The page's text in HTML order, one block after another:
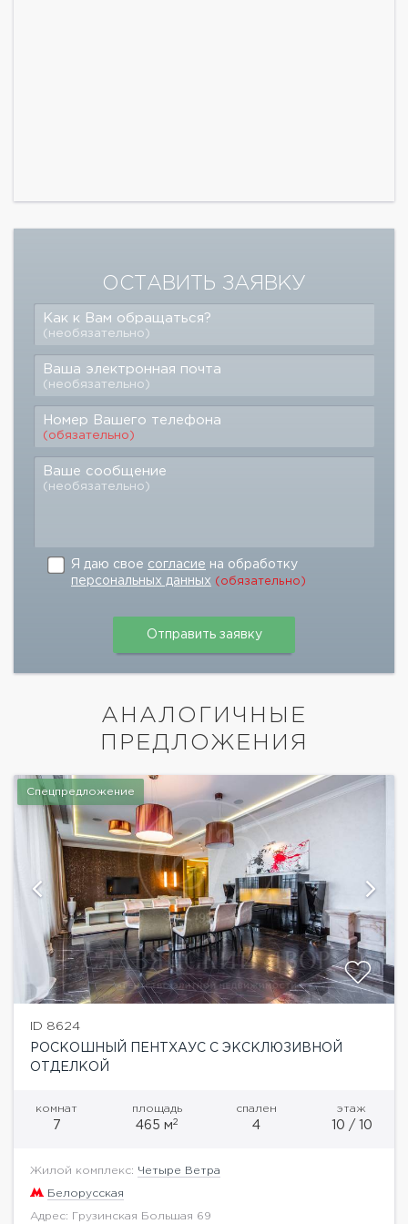
ОСТАВИТЬ ЗАЯВКУ
Как к Вам обращаться?
(необязательно)
Ваша электронная почта
(необязательно)
Номер Вашего телефона
(обязательно)
Ваше сообщение
(необязательно)
Я даю свое согласие на обработку
персональных данных (обязательно)
АНАЛОГИЧНЫЕ
ПРЕДЛОЖЕНИЯ
Спецпредложение
ID 8624
РОСКОШНЫЙ ПЕНТХАУС С ЭКСКЛЮЗИВНОЙ
ОТДЕЛКОЙ
комнат
7
площадь
465 м2
спален
4
этаж
10 / 10
Жилой комплекс: Четыре Ветра
Белорусская
Адрес: Грузинская Большая 69